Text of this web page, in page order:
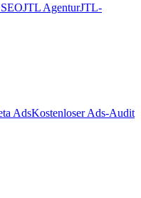
JTL AgenturJTL-
AdsKostenloser Ads-Audit